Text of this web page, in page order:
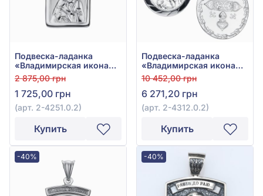
Подвеска-ладанка
«Владимирская икона
Божией Матери» из
серебра 925°, арт. 2-
4251.0.2
2 875,00 грн
1 725,00 грн
(арт. 2-4251.0.2)
Купить
Подвеска-ладанка
«Владимирская икона
Божией Матери» из
серебра 925°, арт. 2-
4312.0.2
10 452,00 грн
6 271,20 грн
(арт. 2-4312.0.2)
Купить
-40% -40%